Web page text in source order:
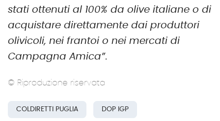
stati ottenuti al 100% da olive italiane o di
acquistare direttamente dai produttori
olivicoli, nei frantoi o nei mercati di
Campagna Amica”.
© Riproduzione riservata
COLDIRETTI PUGLIA DOP IGP